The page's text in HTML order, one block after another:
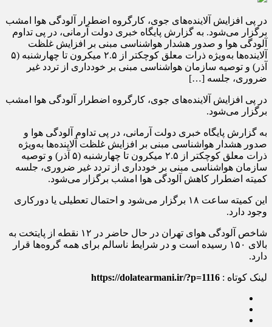
در پی افزایش آلاینده‌های جوی، کارگروه اضطرار آلودگی هوا امشب
برگزار می‌شود. به گزارش پایگاه خبری دولت آرمانی، در پی تداوم
آلودگی هوا و صدور هشدار هواشناسی مبنی بر افزایش غلظت
آلاینده‌ها به‌ویژه ذرات معلق کوچکتر از ۲.۵ میکرون تا چهارشنبه (۵
آذر) و توصیه سازمان هواشناسی مبنی بر خودداری از تردد غیر
ضروری، جلسه […]
در پی افزایش آلاینده‌های جوی، کارگروه اضطرار آلودگی هوا امشب
برگزار می‌شود.
به گزارش پایگاه خبری دولت آرمانی، در پی تداوم آلودگی هوا و
صدور هشدار هواشناسی مبنی بر افزایش غلظت آلاینده‌ها به‌ویژه
ذرات معلق کوچکتر از ۲.۵ میکرون تا چهارشنبه (۵ آذر) و توصیه
سازمان هواشناسی مبنی بر خودداری از تردد غیر ضروری، جلسه
کمیته اضطرار کاهش آلودگی هوا امشب برگزار می‌شود.
این کمیته ساعت ۱۸ برگزار می‌شود و احتمال تعطیلی یا دورکاری
وجود دارد.
شاخص آلودگی هوای تهران در حال حاضر در ۱۲ نقطه از پایتخت به
بالای ۱۵۰ رسیده است و در شرایط ناسالم برای همه گروه‌ها قرار
دارد.
لینک کوتاه : https://dolatearmani.ir/?p=1116